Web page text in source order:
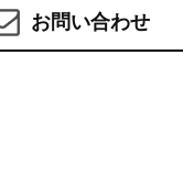
お問い合わせ